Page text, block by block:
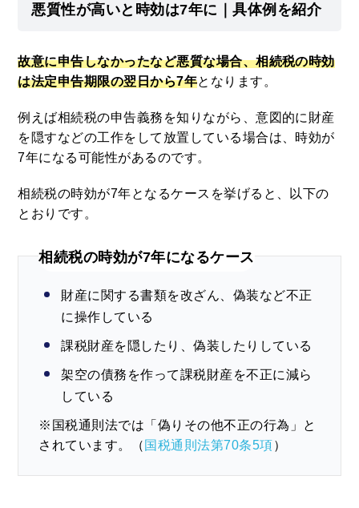
悪質性が高いと時効は7年に｜具体例を紹介
故意に申告しなかったなど悪質な場合、相続税の時効
は法定申告期限の翌日から7年となります。
例えば相続税の申告義務を知りながら、意図的に財産
を隠すなどの工作をして放置している場合は、時効が
7年になる可能性があるのです。
相続税の時効が7年となるケースを挙げると、以下の
とおりです。
相続税の時効が7年になるケース
財産に関する書類を改ざん、偽装など不正
に操作している
課税財産を隠したり、偽装したりしている
架空の債務を作って課税財産を不正に減ら
している
※国税通則法では「偽りその他不正の行為」と
されています。（ 国税通則法第70条5項）